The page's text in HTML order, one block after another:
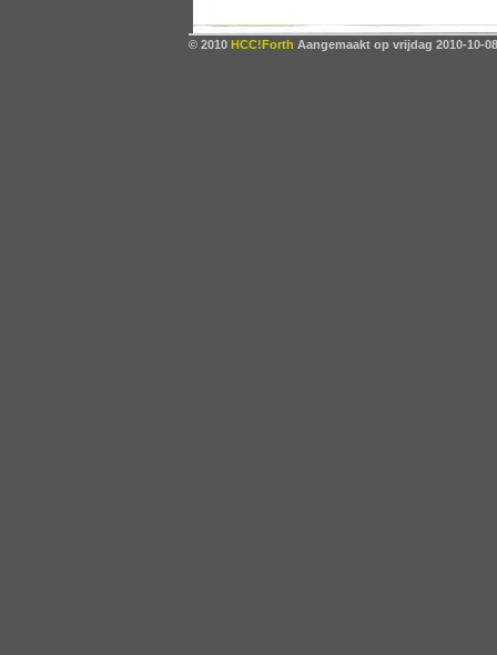
© 2010 HCC!Forth Aangemaakt op vrijdag 2010-10-